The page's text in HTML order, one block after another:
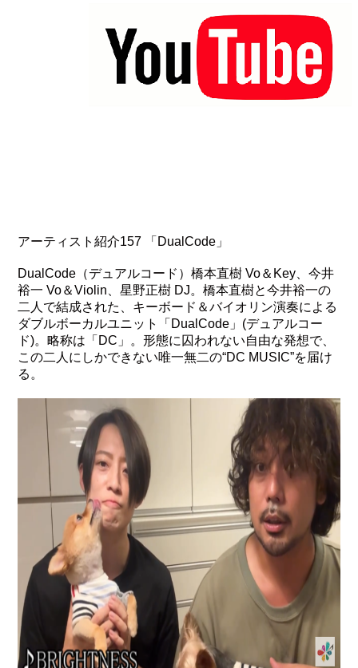
アーティスト紹介157 「DualCode」
DualCode（デュアルコード）橋本直樹 Vo＆Key、今井
裕一 Vo＆Violin、星野正樹 DJ。橋本直樹と今井裕一の
二人で結成された、キーボード＆バイオリン演奏による
ダブルボーカルユニット「DualCode」(デュアルコー
ド)。略称は「DC」。形態に囚われない自由な発想で、
この二人にしかできない唯一無二の“DC MUSIC”を届け
る。